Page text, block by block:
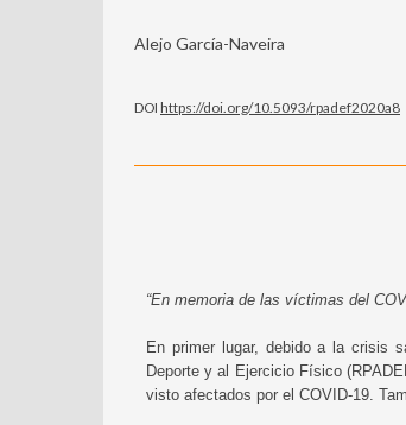
Alejo García-Naveira
DOI https://doi.org/10.5093/rpadef2020a8
“En memoria de las víctimas del
En primer lugar, debido a la crisis
Deporte y al Ejercicio Físico
visto afectados por el COVID-19.